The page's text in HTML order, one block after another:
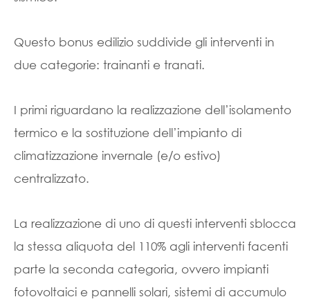
Questo bonus edilizio suddivide gli interventi in
due categorie: trainanti e tranati.
I primi riguardano la realizzazione dell’isolamento
termico e la sostituzione dell’impianto di
climatizzazione invernale (e/o estivo)
centralizzato.
La realizzazione di uno di questi interventi sblocca
la stessa aliquota del 110% agli interventi facenti
parte la seconda categoria, ovvero impianti
fotovoltaici e pannelli solari, sistemi di accumulo